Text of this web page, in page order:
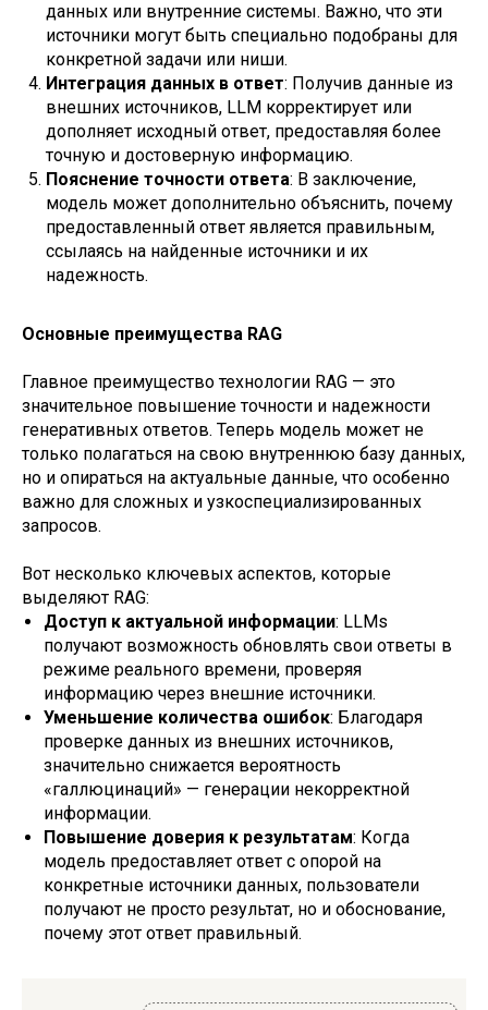
данных или внутренние системы. Важно, что эти
источники могут быть специально подобраны для
конкретной задачи или ниши.
Интеграция данных в ответ: Получив данные из
внешних источников, LLM корректирует или
дополняет исходный ответ, предоставляя более
точную и достоверную информацию.
Пояснение точности ответа: В заключение,
модель может дополнительно объяснить, почему
предоставленный ответ является правильным,
ссылаясь на найденные источники и их
надежность.
Основные преимущества RAG
Главное преимущество технологии RAG — это
значительное повышение точности и надежности
генеративных ответов. Теперь модель может не
только полагаться на свою внутреннюю базу данных,
но и опираться на актуальные данные, что особенно
важно для сложных и узкоспециализированных
запросов.
Вот несколько ключевых аспектов, которые
выделяют RAG:
Доступ к актуальной информации: LLMs
получают возможность обновлять свои ответы в
режиме реального времени, проверяя
информацию через внешние источники.
Уменьшение количества ошибок: Благодаря
проверке данных из внешних источников,
значительно снижается вероятность
«галлюцинаций» — генерации некорректной
информации.
Повышение доверия к результатам: Когда
модель предоставляет ответ с опорой на
конкретные источники данных, пользователи
получают не просто результат, но и обоснование,
почему этот ответ правильный.